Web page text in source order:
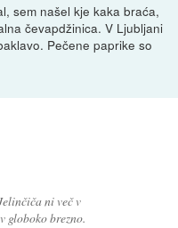
sem našel kje kaka braća,
čevapdžinica. V Ljubljani
Pečene paprike so
ni več v
globoko brezno.